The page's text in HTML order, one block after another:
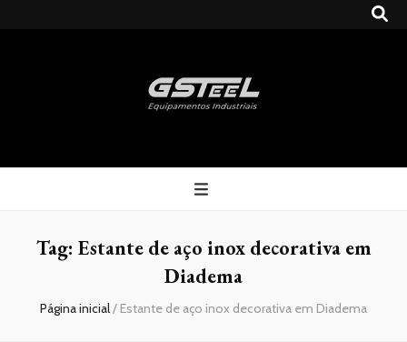
Gsteel
Tag: Estante de aço inox decorativa em
Diadema
Página inicial/ Estante de aço inox decorativa em Diadema